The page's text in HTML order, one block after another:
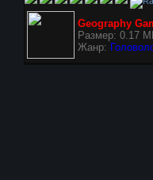
Geography
Размер: 0.17
Жанр: